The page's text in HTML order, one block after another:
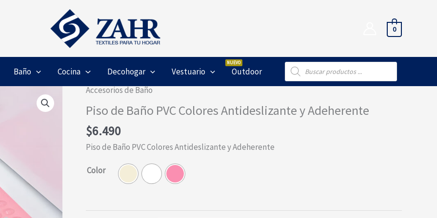
0
Baño Cocina Decohogar Vestuario Outdoor
Búsqueda
de
productos
Accesorios de Baño
Piso de Baño PVC Colores Antideslizante y Adeherente
$6.490
Piso de Baño PVC Colores Antideslizante y Adeherente
Color